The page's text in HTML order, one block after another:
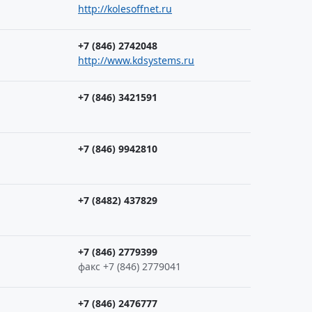
http://kolesoffnet.ru
+7 (846) 2742048
http://www.kdsystems.ru
+7 (846) 3421591
+7 (846) 9942810
+7 (8482) 437829
+7 (846) 2779399
факс +7 (846) 2779041
+7 (846) 2476777